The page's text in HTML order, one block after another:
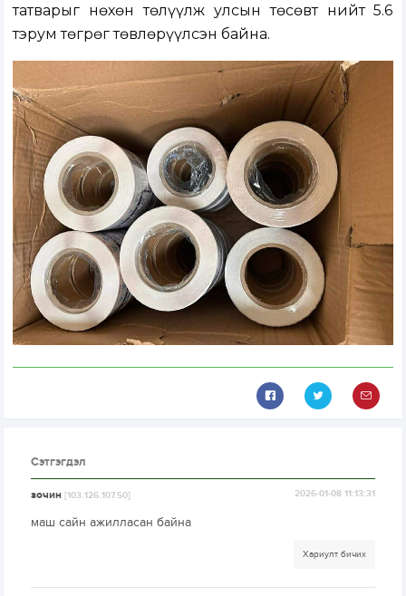
татварыг нөхөн төлүүлж улсын төсөвт нийт 5.6
тэрум төгрөг төвлөрүүлсэн байна.
Сэтгэгдэл
зочин[103.126.107.50] 2026-01-08 11:13:31
маш сайн ажилласан байна
Хариулт бичих